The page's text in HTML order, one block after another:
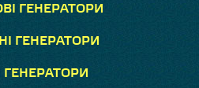
ГЕНЕРАТОРИ
ГЕНЕРАТОРИ
ГЕНЕРАТОРИ